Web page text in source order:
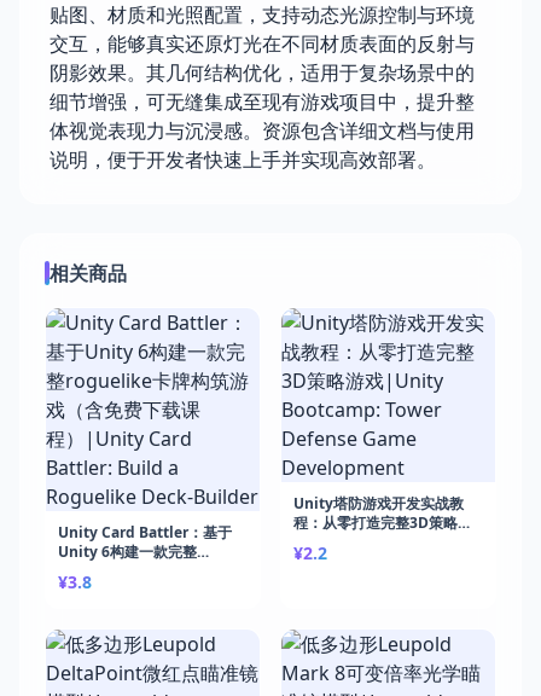
贴图、材质和光照配置，支持动态光源控制与环境
交互，能够真实还原灯光在不同材质表面的反射与
阴影效果。其几何结构优化，适用于复杂场景中的
细节增强，可无缝集成至现有游戏项目中，提升整
体视觉表现力与沉浸感。资源包含详细文档与使用
说明，便于开发者快速上手并实现高效部署。
相关商品
Unity Card Battler：基于
Unity 6构建一款完整
免费下载课程）|Unity Card
Deck-Builder
¥3.8
Unity塔防游戏开发实战教
程：从零打造完整3D策略游
Defense Game
¥2.2